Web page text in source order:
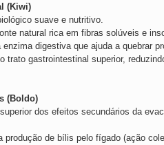
(Kiwi)
suave e nutritivo.
natural rica em fibras solúveis e
enzima digestiva que ajuda a quebrar
trato gastrointestinal superior,
(Boldo)
dos efeitos secundários da
produção de bílis pelo fígado (ação